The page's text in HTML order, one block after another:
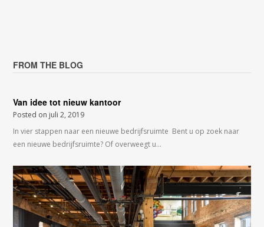
FROM THE BLOG
Van idee tot nieuw kantoor
Posted on juli 2, 2019
In vier stappen naar een nieuwe bedrijfsruimte Bent u op zoek naar
een nieuwe bedrijfsruimte? Of overweegt u…